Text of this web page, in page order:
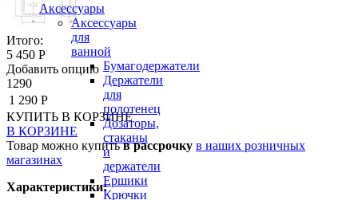
Аксессуары
Аксессуары
для
ванной
Бумагодержатели
Держатели
для
полотенец
Дозаторы,
стаканы
и
держатели
Ершики
Крючки
Итого:
5 450 Р
Добавить опцию
1290
1 290 Р
КУПИТЬ В КОРЗИНЕ
В КОРЗИНЕ
Товар можно купитьв рассрочку в наших розничных
магазинах
Характеристики: